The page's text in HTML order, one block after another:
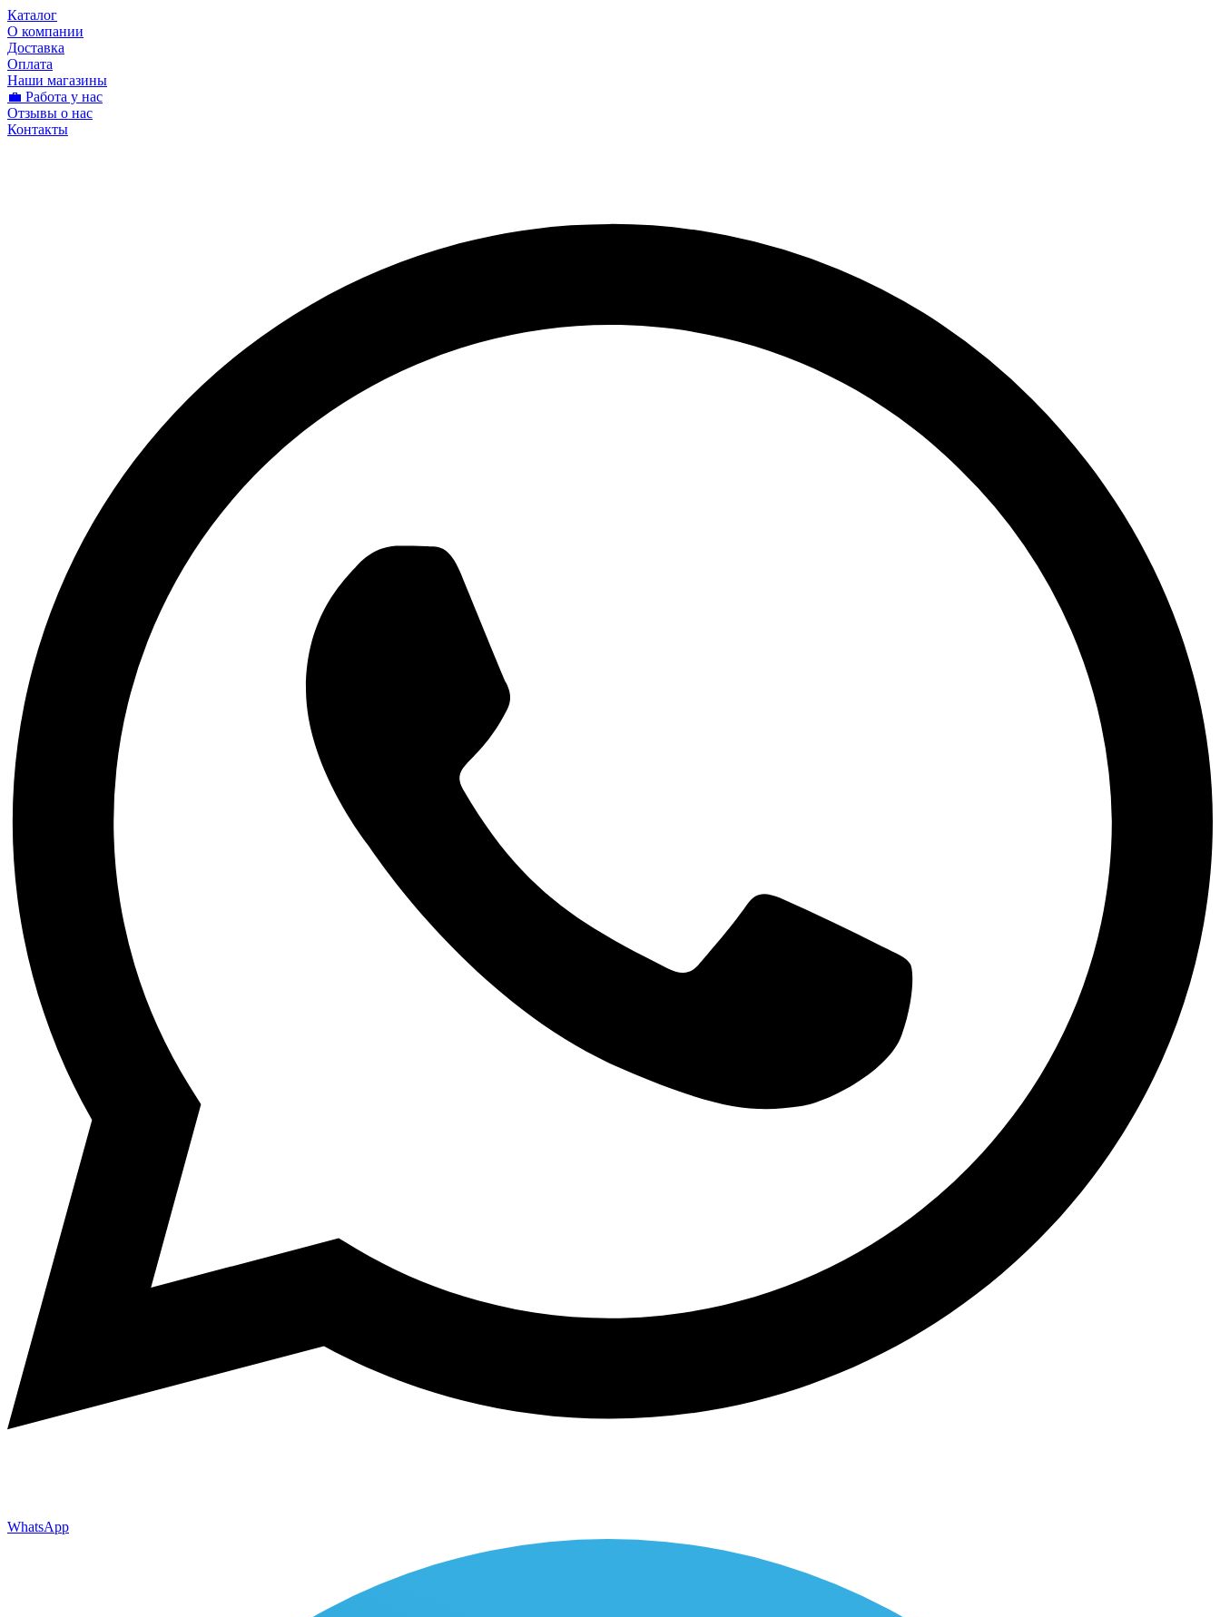
Каталог
О компании
Доставка
Оплата
Наши магазины
💼 Работа у нас
Отзывы о нас
Контакты
WhatsApp